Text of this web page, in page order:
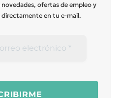
ofertas de empleo y
en tu e-mail.